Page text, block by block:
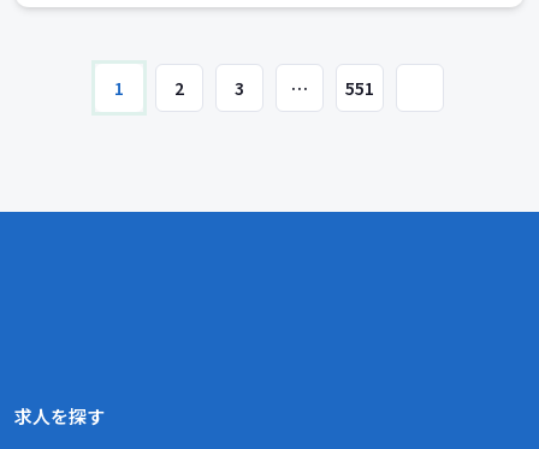
1 2 3 … 551
求人を探す